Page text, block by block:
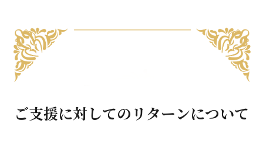
ご支援に対してのリターンについて